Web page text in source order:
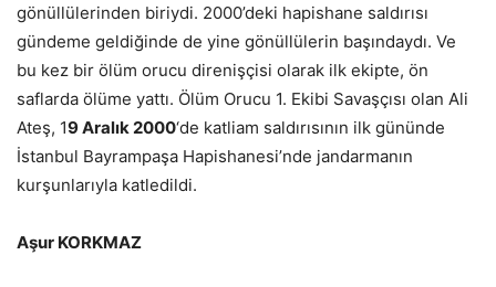
gönüllülerinden biriydi. 2000’deki hapishane saldırısı
gündeme geldiğinde de yine gönüllülerin başındaydı. Ve
bu kez bir ölüm orucu direnişçisi olarak ilk ekipte, ön
saflarda ölüme yattı. Ölüm Orucu 1. Ekibi Savaşçısı olan Ali
Ateş, 19 Aralık 2000‘de katliam saldırısının ilk gününde
İstanbul Bayrampaşa Hapishanesi’nde jandarmanın
kurşunlarıyla katledildi.
Aşur KORKMAZ